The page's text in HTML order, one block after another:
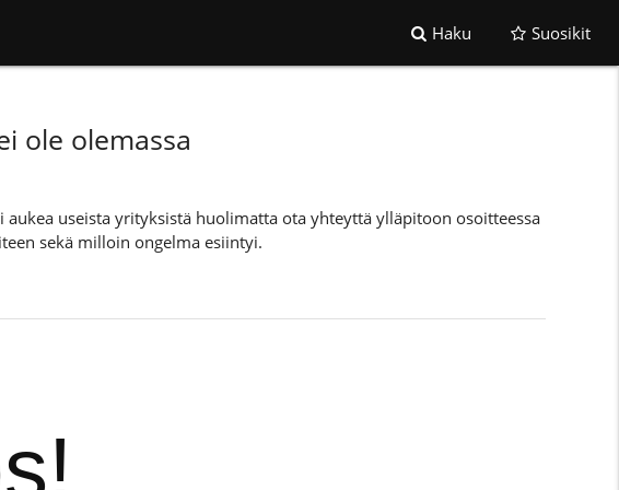
Haku Suosikit
ole olemassa
useista yrityksistä huolimatta ota yhteyttä ylläpitoon osoitteessa
sekä milloin ongelma esiintyi.